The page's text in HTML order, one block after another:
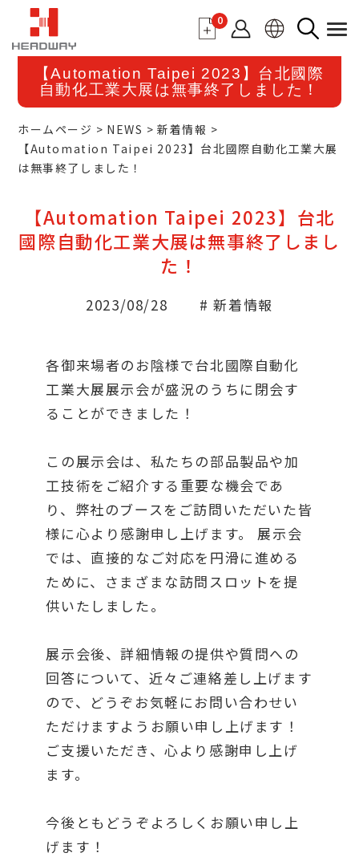
0
【Automation Taipei 2023】台北國際
自動化工業大展は無事終了しました！
ホームページ NEWS
新着情報
【Automation Taipei 2023】台北國際自動化工業大展
は無事終了しました！
【Automation Taipei 2023】台北
國際自動化工業大展は無事終了しまし
た！
2023/08/28 # 新着情報
各御来場者のお陰様で台北國際自動化
工業大展展示会が盛況のうちに閉会す
ることができました！
この展示会は、私たちの部品製品や加
工技術をご紹介する重要な機会であ
り、弊社のブースをご訪問いただいた皆
様に心より感謝申し上げます。 展示会
では、直接的なご対応を円滑に進める
ために、さまざまな訪問スロットを提
供いたしました。
展示会後、詳細情報の提供や質問への
回答について、近々ご連絡差し上げます
ので、どうぞお気軽にお問い合わせい
ただけますようお願い申し上げます！
ご支援いただき、心より感謝申し上げ
ます。
今後ともどうぞよろしくお願い申し上
げます！